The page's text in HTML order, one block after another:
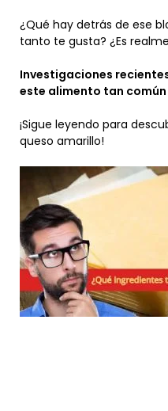
¿Qué hay detrás de ese
tanto te gusta? ¿Es
Investigaciones
este alimento tan común
¡Sigue leyendo para
queso amarillo!